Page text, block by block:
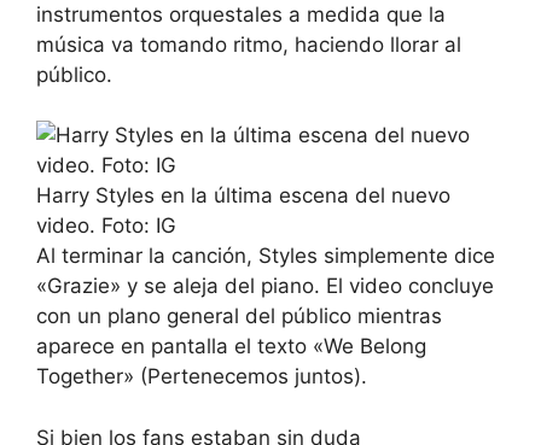
instrumentos orquestales a medida que la
música va tomando ritmo, haciendo llorar al
público.
Harry Styles en la última escena del nuevo
video. Foto: IG
Al terminar la canción, Styles simplemente dice
«Grazie» y se aleja del piano. El video concluye
con un plano general del público mientras
aparece en pantalla el texto «We Belong
Together» (Pertenecemos juntos).
Si bien los fans estaban sin duda